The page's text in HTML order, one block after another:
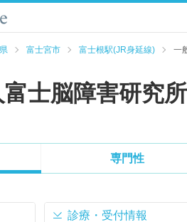
富士宮市 富士根駅(JR身延線) 一
士脳障害研究
専門性
診療・受付情報